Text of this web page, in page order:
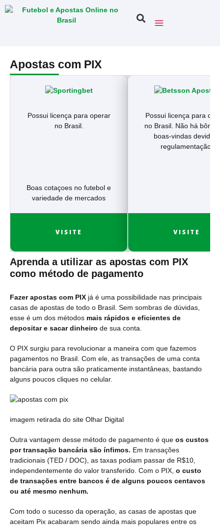
Apostas com PIX
Possui licença para operar
no Brasil.
Boas cotaçoes no futebol e
variedade de mercados
VISITE
Possui licença para
no Brasil. Não há
boas-vindas devido à
regulamentação.
VISITE
Aprenda a utilizar as apostas com PIX
como método de pagamento
Fazer apostas com PIX já é uma possibilidade nas principais
casas de apostas de todo o Brasil. Sem sombras de dúvidas,
esse é um dos métodos mais rápidos e eficientes de
depositar e sacar dinheiro de sua conta.
O PIX surgiu para revolucionar a maneira com que fazemos
pagamentos no Brasil. Com ele, as transações de uma conta
bancária para outra são praticamente instantâneas, bastando
alguns poucos cliques no celular.
imagem retirada do site Olhar Digital
Outra vantagem desse método de pagamento é que os custos
por transação bancária são ínfimos. Em transações
tradicionais (TED / DOC), as taxas podiam passar de R$10,
independentemente do valor transferido. Com o PIX, o custo
de transações entre bancos é de alguns poucos centavos
ou até mesmo nenhum.
Com todo o sucesso da operação, as casas de apostas que
aceitam Pix acabaram sendo ainda mais populares entre os